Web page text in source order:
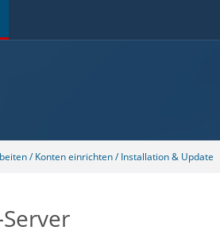
/ Konten einrichten / Installation & Update